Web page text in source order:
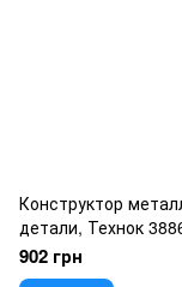
Конструктор
детали, Технок
902 грн